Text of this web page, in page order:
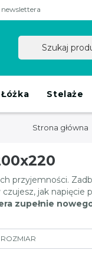
Łóżka Stelaże
Strona główna
przyjemności.
jak
zupełnie
ROZMIAR